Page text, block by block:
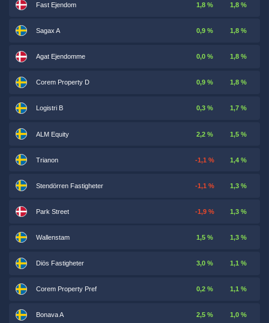
Fast Ejendom 1,8 % 1,8 %
Sagax A 0,9 % 1,8 %
Agat Ejendomme 0,0 % 1,8 %
Corem Property D 0,9 % 1,8 %
Logistri B 0,3 % 1,7 %
ALM Equity 2,2 % 1,5 %
Trianon -1,1 % 1,4 %
Stendörren Fastigheter -1,1 % 1,3 %
Park Street -1,9 % 1,3 %
Wallenstam 1,5 % 1,3 %
Diös Fastigheter 3,0 % 1,1 %
Corem Property Pref 0,2 % 1,1 %
Bonava A 2,5 % 1,0 %